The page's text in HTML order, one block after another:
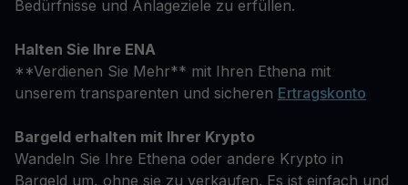
Bedürfnisse und Anlageziele zu erfüllen.
Halten Sie Ihre ENA
**Verdienen Sie Mehr** mit Ihren Ethena mit
unserem transparenten und sicheren Ertragskonto
Bargeld erhalten mit Ihrer Krypto
Wandeln Sie Ihre Ethena oder andere Krypto in
Bargeld um, ohne sie zu verkaufen. Es ist einfach und